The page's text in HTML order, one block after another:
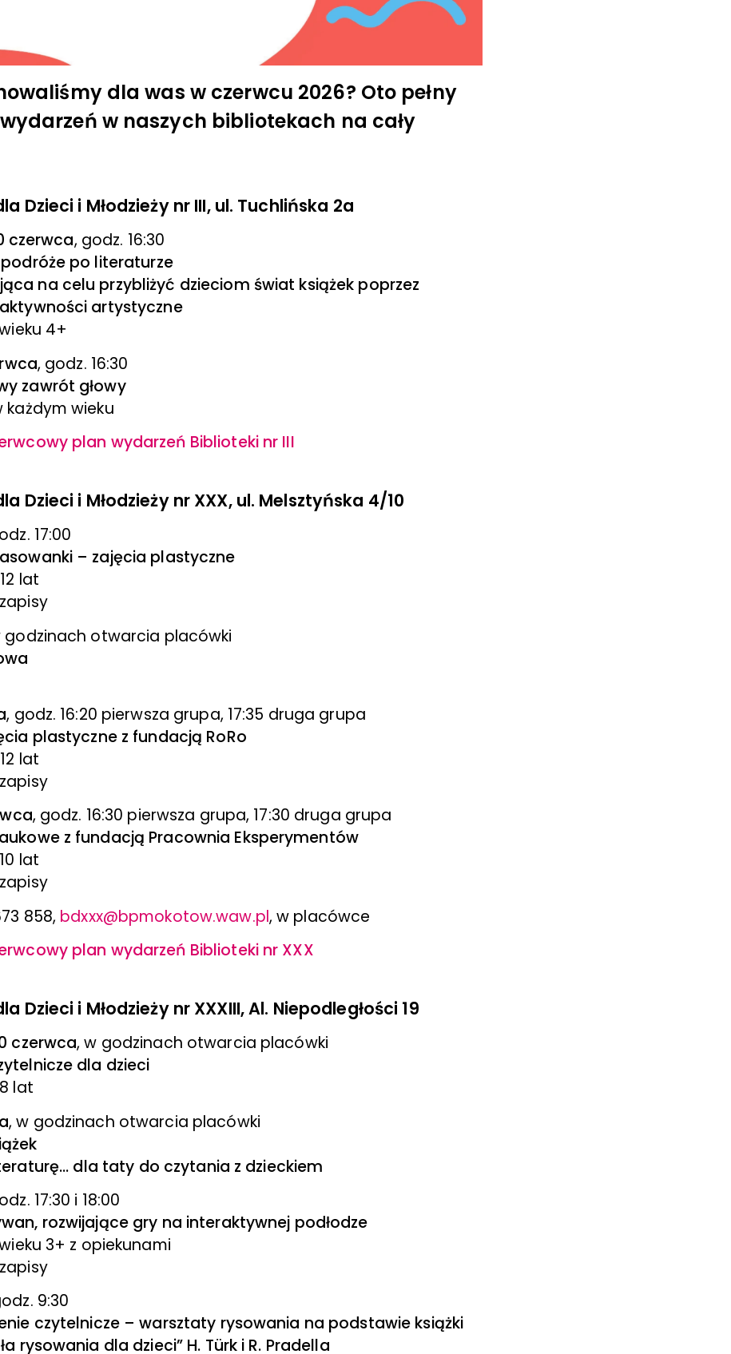
dla was w czerwcu 2026? Oto pełny
w naszych bibliotekach na cały
Dzieci i Młodzieży nr III, ul. Tuchlińska 2a
czerwca, godz. 16:30
po literaturze
na celu przybliżyć dzieciom świat książek poprzez
artystyczne
4+
, godz. 16:30
zawrót głowy
każdym wieku
plan wydarzeń Biblioteki nr III
Dzieci i Młodzieży nr XXX, ul. Melsztyńska 4/10
17:00
– zajęcia plastyczne
lat
godzinach otwarcia placówki
, godz. 16:20 pierwsza grupa, 17:35 druga grupa
plastyczne z fundacją RoRo
lat
, godz. 16:30 pierwsza grupa, 17:30 druga grupa
z fundacją Pracownia Eksperymentów
lat
858, bdxxx@bpmokotow.waw.pl, w placówce
plan wydarzeń Biblioteki nr XXX
Dzieci i Młodzieży nr XXXIII, Al. Niepodległości 19
czerwca, w godzinach otwarcia placówki
dla dzieci
lat
, w godzinach otwarcia placówki
dla taty do czytania z dzieckiem
17:30 i 18:00
rozwijające gry na interaktywnej podłodze
3+ z opiekunami
9:30
czytelnicze – warsztaty rysowania na podstawie książki
rysowania dla dzieci” H. Türk i R. Pradella